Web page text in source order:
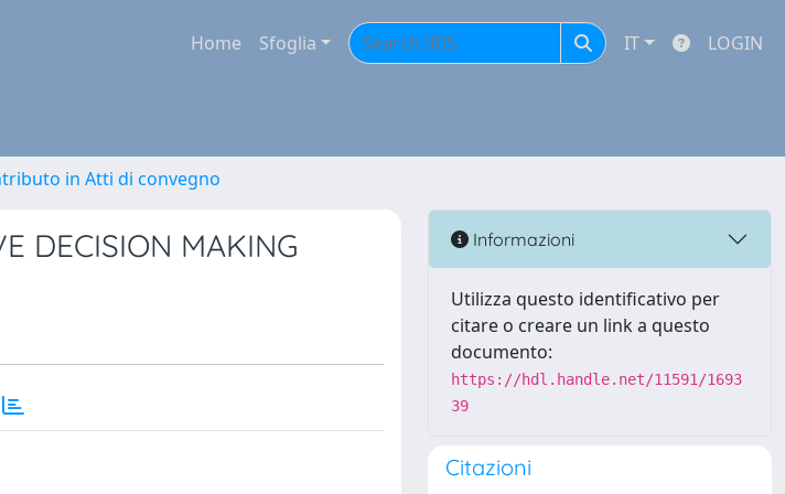
Home Sfoglia IT LOGIN
in Atti di convegno
DECISION MAKING Informazioni
Utilizza questo identificativo per
citare o creare un link a questo
documento:
https://hdl.handle.net/11591/1693
39
Citazioni